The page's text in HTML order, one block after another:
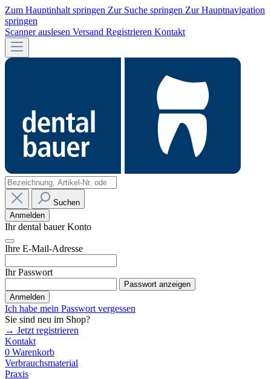
Zum Hauptinhalt springen Zur Suche springen Zur Hauptnavigation
springen
Scanner auslesen Versand Registrieren Kontakt
Suchen
Anmelden
Ihr dental bauer Konto
Ihre E-Mail-Adresse
Ihr Passwort
Passwort anzeigen
Anmelden
Ich habe mein Passwort vergessen
Sie sind neu im Shop?
→ Jetzt registrieren
Kontakt
0 Warenkorb
Verbrauchsmaterial
Praxis